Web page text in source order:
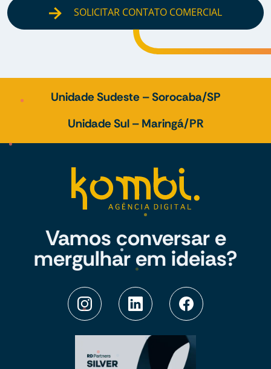
SOLICITAR CONTATO COMERCIAL
Unidade Sudeste – Sorocaba/SP
Unidade Sul – Maringá/PR
Vamos conversar e
mergulhar em ideias?